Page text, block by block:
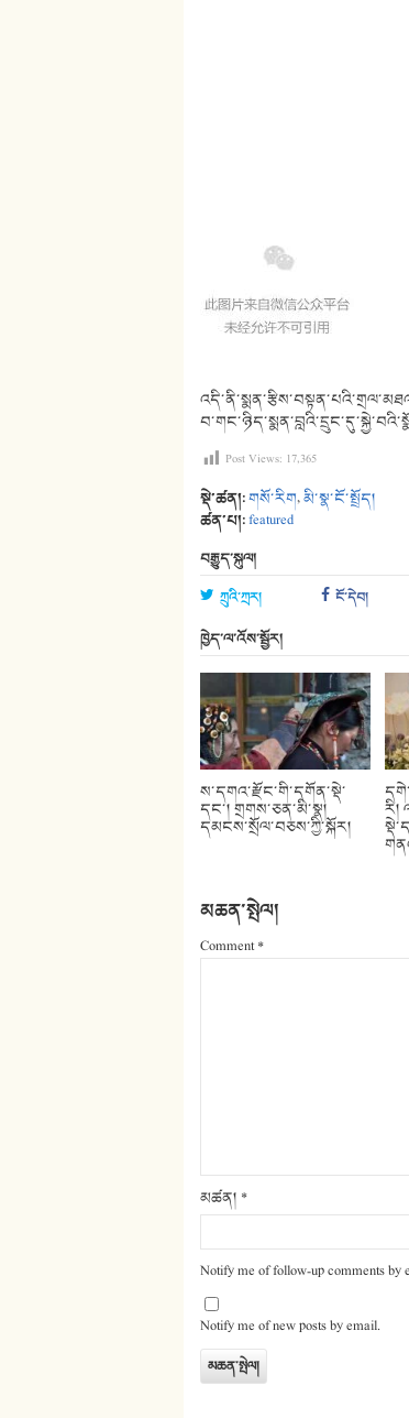
Post Views: 17,365
སྡེ་ཚན།:གསོ་རིག,མི་སྣ་ངོ་སྤྲོད།
ཚན་པ།:featured
བརྒྱུད་སྐུལ།
ཀྲུའི་ཀྲར། ངོ་དེབ།
ཁྱེད་ལ་འོས་སྦྱོར།
ས་དགའ་རྫོང་གི་དགོན་སྡེ་
དང་། གྲགས་ཅན་མི་སྣ།
དམངས་སྲོལ་བཅས་ཀྱི་སྐོར།
རི།
མཆན་སྤེལ།
Comment*
མཚན། *
Notify me of follow-up comments by
Notify me of new posts by email.